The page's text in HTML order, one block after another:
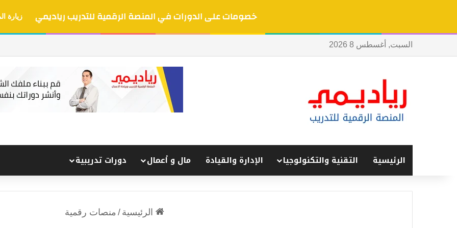
خصومات على الدورات في المنصة الرقمية للتدريب رياديمي زيارة
السبت, أغسطس 8 2026
الرئيسية التقنية والتكنولوجيا الإدارة والقيادة مال و أعمال دورات تدريبية
الرئيسية / منصات رقمية